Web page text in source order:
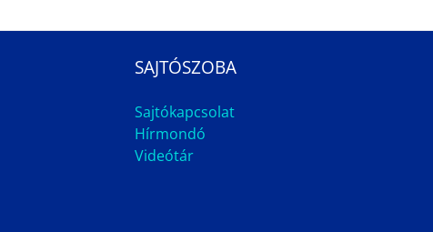
SAJTÓSZOBA
Sajtókapcsolat
Hírmondó
Videótár